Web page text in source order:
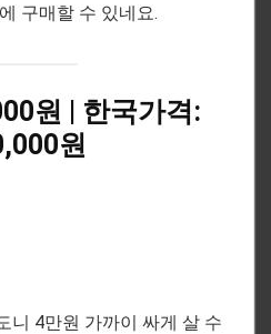
구매할 수 있네요.
원 | 한국가격:
원
니 4만원 가까이 싸게 살 수